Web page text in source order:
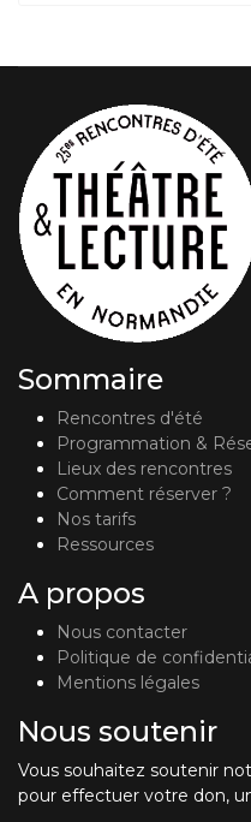
Sommaire
Rencontres d'été
Programmation &
Lieux des rencontres
Comment réserver ?
Nos tarifs
Ressources
A propos
Nous contacter
Politique de
Mentions légales
Nous soutenir
Vous souhaitez soutenir
pour effectuer votre don,